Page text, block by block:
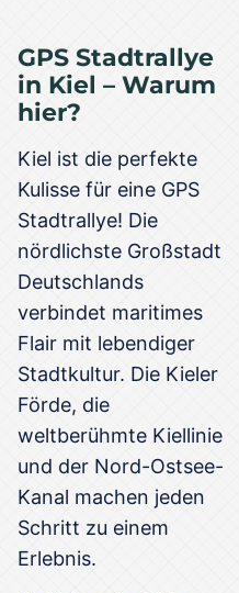
GPS Stadtrallye
in Kiel – Warum
hier?
Kiel ist die perfekte
Kulisse für eine GPS
Stadtrallye! Die
nördlichste Großstadt
Deutschlands
verbindet maritimes
Flair mit lebendiger
Stadtkultur. Die Kieler
Förde, die
weltberühmte Kiellinie
und der Nord-Ostsee-
Kanal machen jeden
Schritt zu einem
Erlebnis.